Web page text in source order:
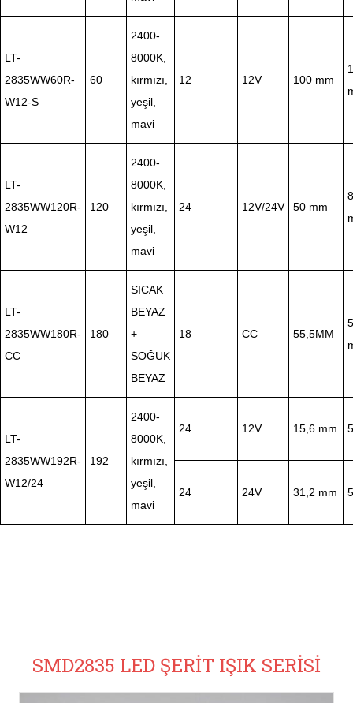
LT-
2835WW60R-
W12-S
60
2400-
8000K,
kırmızı,
yeşil,
mavi
12 12V 100 mm
LT-
2835WW120R-
W12
120
2400-
8000K,
kırmızı,
yeşil,
mavi
24 12V/24V 50 mm
LT-
2835WW180R-
CC
180
SICAK
BEYAZ
+
SOĞUK
BEYAZ
18 CC 55,5MM
LT-
2835WW192R-
W12/24
192
2400-
8000K,
kırmızı,
yeşil,
mavi
24 12V 15,6 mm
24 24V 31,2 mm
SMD2835 LED ŞERİT IŞIK SERİSİ